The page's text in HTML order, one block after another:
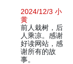
2024/12/3 小
黄
前人栽树，后
人乘凉。感谢
好读网站，感
谢所有的故
事。